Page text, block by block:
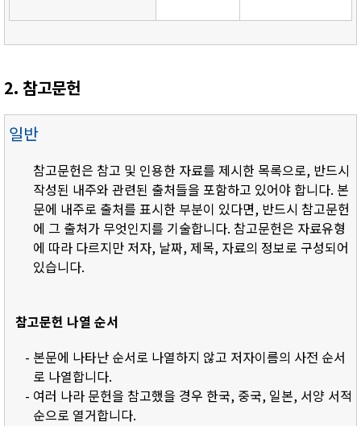
2. 참고문헌
일반
참고문헌은 참고 및 인용한 자료를 제시한 목록으로, 반드시
작성된 내주와 관련된 출처들을 포함하고 있어야 합니다. 본
문에 내주로 출처를 표시한 부분이 있다면, 반드시 참고문헌
에 그 출처가 무엇인지를 기술합니다. 참고문헌은 자료유형
에 따라 다르지만 저자, 날짜, 제목, 자료의 정보로 구성되어
있습니다.
참고문헌 나열 순서
- 본문에 나타난 순서로 나열하지 않고 저자이름의 사전 순서
로 나열합니다.
- 여러 나라 문헌을 참고했을 경우 한국, 중국, 일본, 서양 서적
순으로 열거합니다.